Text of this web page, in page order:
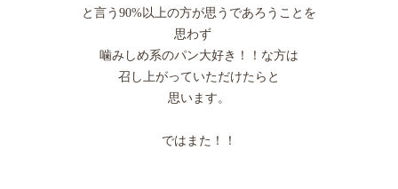
と言う90%以上の方が思うであろうことを
思わず
噛みしめ系のパン大好き！！な方は
召し上がっていただけたらと
思います。
ではまた！！